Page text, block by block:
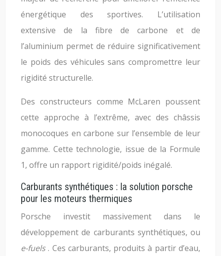
énergétique des sportives. L’utilisation
extensive de la fibre de carbone et de
l’aluminium permet de réduire significativement
le poids des véhicules sans compromettre leur
rigidité structurelle.
Des constructeurs comme McLaren poussent
cette approche à l’extrême, avec des châssis
monocoques en carbone sur l’ensemble de leur
gamme. Cette technologie, issue de la Formule
1, offre un rapport rigidité/poids inégalé.
Carburants synthétiques : la solution porsche
pour les moteurs thermiques
Porsche investit massivement dans le
développement de carburants synthétiques, ou
e-fuels. Ces carburants, produits à partir d’eau,